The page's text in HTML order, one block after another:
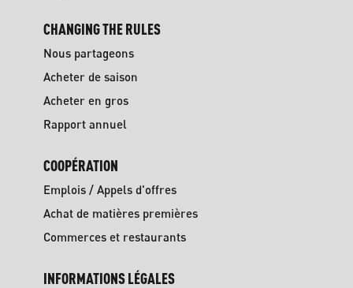
CHANGING THE RULES
Nous partageons
Acheter de saison
Acheter en gros
Rapport annuel
COOPÉRATION
Emplois / Appels d'offres
Achat de matières premières
Commerces et restaurants
INFORMATIONS LÉGALES